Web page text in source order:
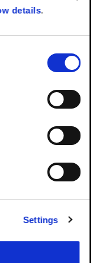
details.
Settings
4.000 vòng/phút